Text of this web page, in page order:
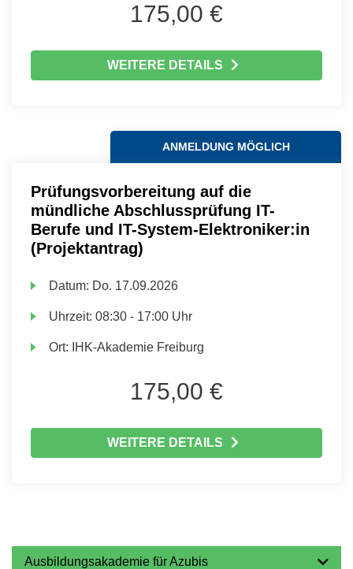
175,00 €
WEITERE DETAILS
ANMELDUNG MÖGLICH
Prüfungsvorbereitung auf die
mündliche Abschlussprüfung IT-
Berufe und IT-System-Elektroniker:in
(Projektantrag)
Datum: Do. 17.09.2026
Uhrzeit:08:30 - 17:00 Uhr
Ort: IHK-Akademie Freiburg
175,00 €
WEITERE DETAILS
Ausbildungsakademie für Azubis